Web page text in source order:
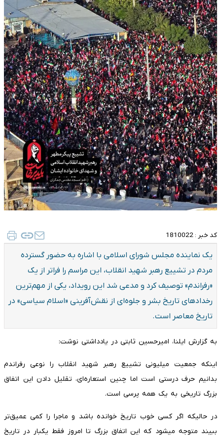
کد خبر : 1810022
یک نماینده مجلس شورای اسلامی با اشاره به حضور گسترده
مردم در تشییع رهبر شهید انقلاب، این مراسم را فراتر از یک
«رفراندم» توصیف کرد و مدعی شد این رویداد، یکی از مهم‌ترین
رخدادهای تاریخ بشر و جلوه‌ای از نقش‌آفرینی «اسلام سیاسی» در
تاریخ معاصر است.
به گزارش ایلنا، امیرحسین ثابتی در یادداشتی نوشت:
اینکه جمعیت میلیونی تشییع رهبر شهید انقلاب را نوعی رفراندم
بدانیم حرف درستی است اما چنین استعاره‌ای، تقلیل دادن این اتفاق
بزرگ تاریخی به یک همه پرسی است.
در حالیکه اگر کسی خوب تاریخ خوانده باشد و ماجرا را کمی عمیق‌تر
ببیند متوجه میشود که این اتفاق بزرگ تا امروز فقط یکبار در تاریخ